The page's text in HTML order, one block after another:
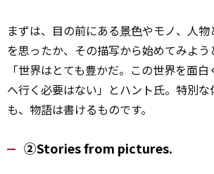
まずは、目の前にある景色やモノ、人物
を思ったか、その描写から始めてみよう
「世界はとても豊かだ。この世界を面
へ行く必要はない」とハント氏。特別な
も、物語は書けるものです。
②Stories from pictures.